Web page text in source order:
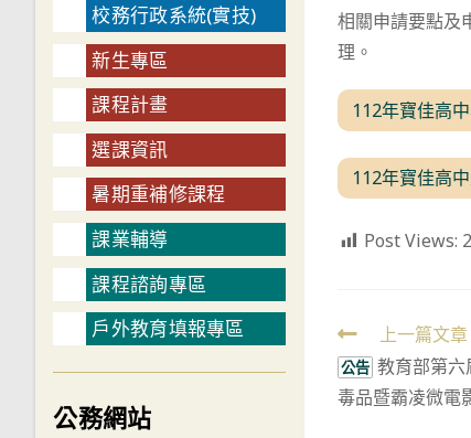
相關申請要點及
理。
112年寶佳高
112年寶佳高
Post Views:
Read
more
articles
上一篇文章
公告 教育部第
毒品暨霸凌微電
校務行政系統(實技)
新生專區
課程計畫
選課資訊
暑期重補修課程
課業輔導
課程諮詢專區
戶外教育填報專區
公務網站